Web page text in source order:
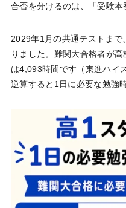
合否を分けるのは、「受験本
2029年1月の共通テストま
りました。難関大合格者が
は4,093時間です（東進ハイ
逆算すると1日に必要な勉強